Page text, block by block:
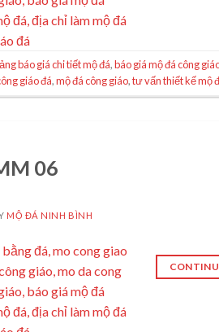
báo giá chi tiết mộ đá,báo giá mộ đá công
giáo đá,mộ đá công giáo,tư vấn thiết kế mộ
06
MỘ ĐÁ NINH BÌNH